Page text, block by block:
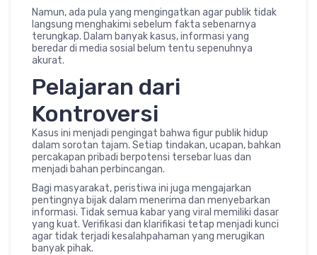
Namun, ada pula yang mengingatkan agar publik tidak
langsung menghakimi sebelum fakta sebenarnya
terungkap. Dalam banyak kasus, informasi yang
beredar di media sosial belum tentu sepenuhnya
akurat.
Pelajaran dari
Kontroversi
Kasus ini menjadi pengingat bahwa figur publik hidup
dalam sorotan tajam. Setiap tindakan, ucapan, bahkan
percakapan pribadi berpotensi tersebar luas dan
menjadi bahan perbincangan.
Bagi masyarakat, peristiwa ini juga mengajarkan
pentingnya bijak dalam menerima dan menyebarkan
informasi. Tidak semua kabar yang viral memiliki dasar
yang kuat. Verifikasi dan klarifikasi tetap menjadi kunci
agar tidak terjadi kesalahpahaman yang merugikan
banyak pihak.